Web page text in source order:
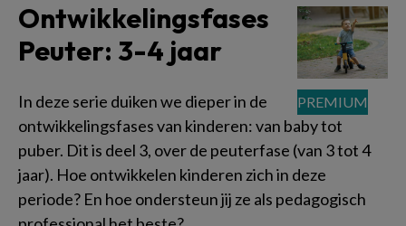
Ontwikkelingsfases
Peuter: 3-4 jaar
In deze serie duiken we dieper in de
ontwikkelingsfases van kinderen: van baby tot
puber. Dit is deel 3, over de peuterfase (van 3 tot 4
jaar). Hoe ontwikkelen kinderen zich in deze
periode? En hoe ondersteun jij ze als pedagogisch